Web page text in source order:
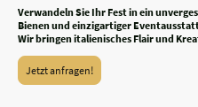
Verwandeln Sie Ihr Fest in ein
Bienen und einzigartiger
Wir bringen italienisches Flair und
Jetzt anfragen!